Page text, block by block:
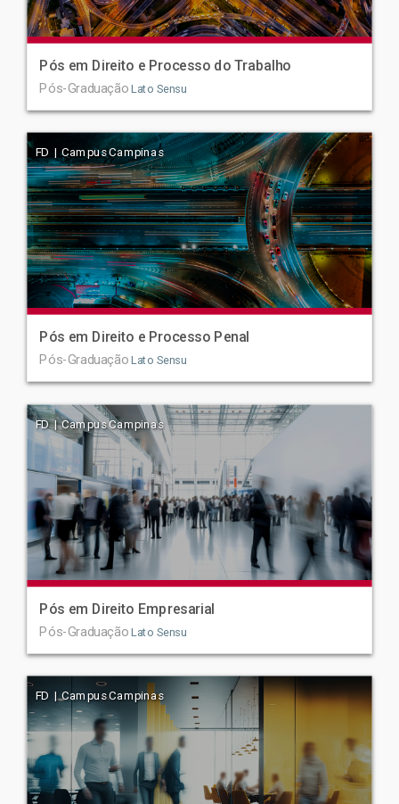
Pós em Direito e Processo do Trabalho
Pós-Graduação Lato Sensu
FD | Campus Campinas
Pós em Direito e Processo Penal
Pós-Graduação Lato Sensu
FD | Campus Campinas
Pós em Direito Empresarial
Pós-Graduação Lato Sensu
FD | Campus Campinas